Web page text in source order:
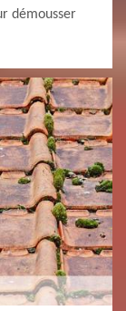
démousser